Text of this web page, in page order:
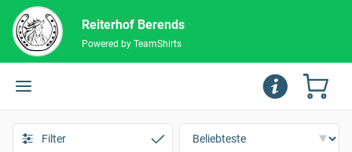
Reiterhof Berends
Powered by TeamShirts
Filter